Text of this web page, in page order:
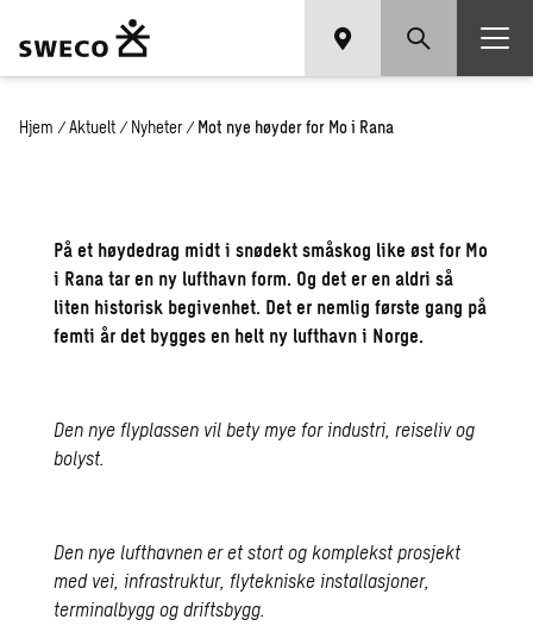
Hjem / Aktuelt / Nyheter / Mot nye høyder for Mo i Rana
På et høydedrag midt i snødekt småskog like øst for Mo
i Rana tar en ny lufthavn form. Og det er en aldri så
liten historisk begivenhet. Det er nemlig første gang på
femti år det bygges en helt ny lufthavn i Norge.
Den nye flyplassen vil bety mye for industri, reiseliv og
bolyst.
Den nye lufthavnen er et stort og komplekst prosjekt
med vei, infrastruktur, flytekniske installasjoner,
terminalbygg og driftsbygg.